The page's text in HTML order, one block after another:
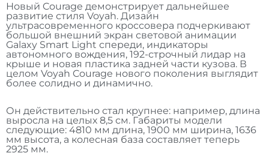
Новый Courage демонстрирует дальнейшее
развитие стиля Voyah. Дизайн
ультрасовременного кроссовера подчеркивают
большой внешний экран световой анимации
Galaxy Smart Light спереди, индикаторы
автономного вождения, 192-строчный лидар на
крыше и новая пластика задней части кузова. В
целом Voyah Courage нового поколения выглядит
более солидно и динамично.
Он действительно стал крупнее: например, длина
выросла на целых 8,5 см. Габариты модели
следующие: 4810 мм длина, 1900 мм ширина, 1636
мм высота, а колесная база составляет теперь
2925 мм.